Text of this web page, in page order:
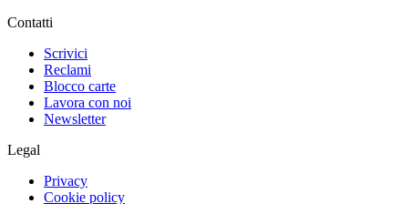
Contatti
Scrivici
Reclami
Blocco carte
Lavora con noi
Newsletter
Legal
Privacy
Cookie policy